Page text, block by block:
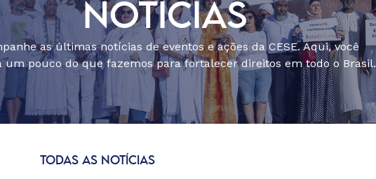
NOTÍCIAS
as últimas notícias de eventos e ações da CESE. Aqui, você
um pouco do que fazemos para fortalecer direitos em todo o Brasil.
TODAS AS NOTÍCIAS